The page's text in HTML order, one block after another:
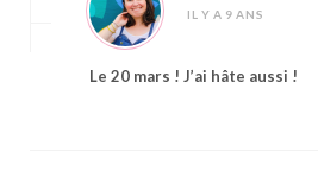
IL Y A 9 ANS
Le 20 mars ! J’ai hâte aussi !